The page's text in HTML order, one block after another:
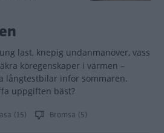
last, knepig undanmanöver, vass
köregenskaper i värmen –
långtestbilar inför sommaren.
uppgiften bäst?
(15) Bromsa (5)